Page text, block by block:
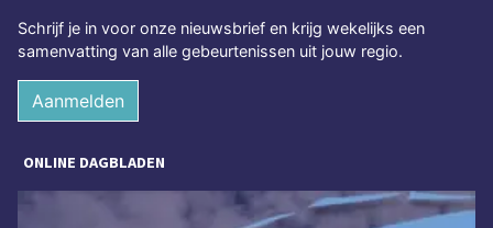
Schrijf je in voor onze nieuwsbrief en krijg wekelijks een
samenvatting van alle gebeurtenissen uit jouw regio.
Aanmelden
ONLINE DAGBLADEN